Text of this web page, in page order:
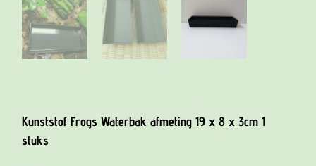
Kunststof Frogs Waterbak afmeting 19 x 8 x 3cm 1
stuks